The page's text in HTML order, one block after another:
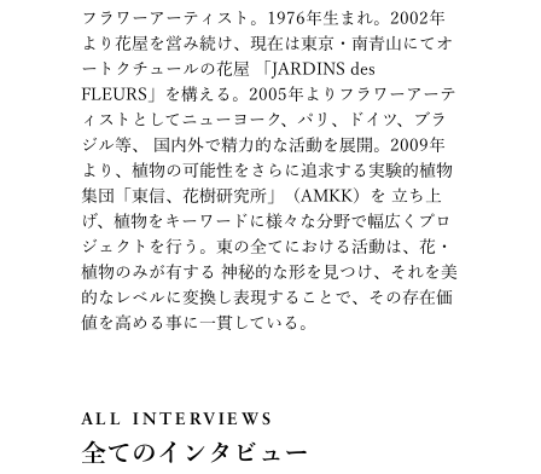
フラワーアーティスト。1976年生まれ。2002年
より花屋を営み続け、現在は東京・南青山にてオ
ートクチュールの花屋 「JARDINS des
FLEURS」を構える。2005年よりフラワーアーテ
ィストとしてニューヨーク、パリ、ドイツ、ブラ
ジル等、
国内外で精力的な活動を展開。2009年
より、植物の可能性をさらに追求する実験的植物
集団「東信、花樹研究所」（AMKK）を 立ち上
げ、植物をキーワードに様々な分野で幅広くプロ
ジェクトを行う。東の全てにおける活動は、花・
植物のみが有する 神秘的な形を見つけ、それを美
的なレベルに変換し表現することで、その存在価
値を高める事に一貫している。
ALL INTERVIEWS
全てのインタビュー